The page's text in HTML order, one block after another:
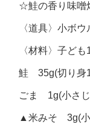
☆鮭の香り味
〈道具〉小ボ
〈材料〉子ども
鮭 35g(切り身
ごま 1g(小さ
▲米みそ 3g(小